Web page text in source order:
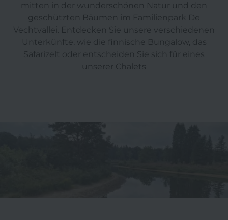
mitten in der wunderschönen Natur und den
geschützten Bäumen im Familienpark De
Vechtvallei. Entdecken Sie unsere verschiedenen
Unterkünfte, wie die finnische Bungalow, das
Safarizelt oder entscheiden Sie sich für eines
unserer Chalets